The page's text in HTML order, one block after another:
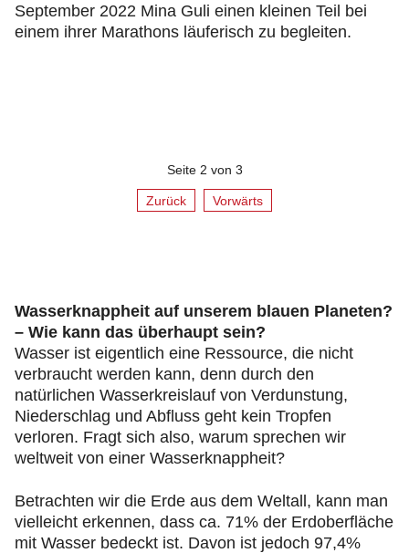
September 2022 Mina Guli einen kleinen Teil bei
einem ihrer Marathons läuferisch zu begleiten.
Seite 2 von 3
Zurück Vorwärts
Wasserknappheit auf unserem blauen Planeten?
– Wie kann das überhaupt sein?
Wasser ist eigentlich eine Ressource, die nicht
verbraucht werden kann, denn durch den
natürlichen Wasserkreislauf von Verdunstung,
Niederschlag und Abfluss geht kein Tropfen
verloren. Fragt sich also, warum sprechen wir
weltweit von einer Wasserknappheit?
Betrachten wir die Erde aus dem Weltall, kann man
vielleicht erkennen, dass ca. 71% der Erdoberfläche
mit Wasser bedeckt ist. Davon ist jedoch 97,4%